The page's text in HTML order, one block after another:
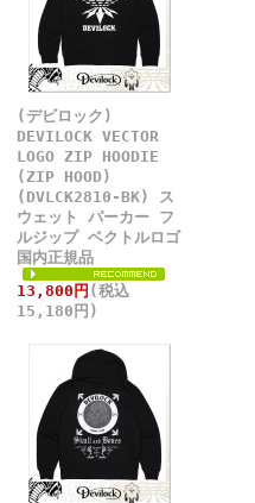
(デビロック)
DEVILOCK VECTOR
LOGO ZIP HOODIE
(ZIP HOOD)
(DVLCK2810-BK) ス
ウェット パーカー フ
ルジップ ベクトルロゴ
国内正規品
13,800円 (税込
15,180円)